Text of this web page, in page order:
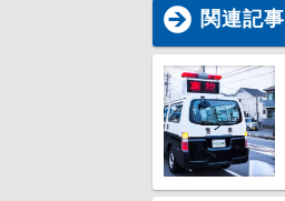
関連記事